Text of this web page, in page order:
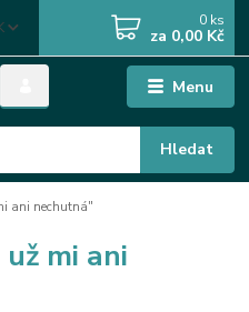
Menu
Hledat
0 ks
za 0,00 Kč
ani nechutná"
mi ani